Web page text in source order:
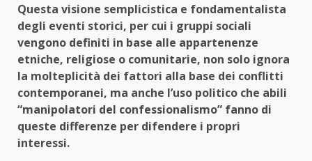
Questa visione semplicistica e fondamentalista
degli eventi storici, per cui i gruppi sociali
vengono definiti in base alle appartenenze
etniche, religiose o comunitarie, non solo ignora
la molteplicità dei fattori alla base dei conflitti
contemporanei, ma anche l’uso politico che abili
“manipolatori del confessionalismo” fanno di
queste differenze per difendere i propri
interessi.